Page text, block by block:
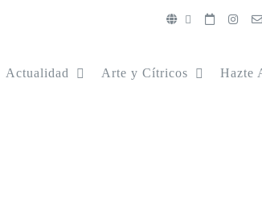
Actualidad Arte y Cítricos Hazte